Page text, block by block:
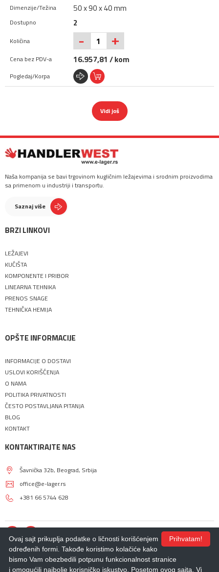
50 x 90 x 40 mm
2
- +
16.957,81 / kom
Vidi još
Naša kompanija se bavi trgovinom kugličnim ležajevima i srodnim proizvodima
sa primenom u industriji i transportu.
Saznaj više
BRZI LINKOVI
LEŽAJEVI
KUĆIŠTA
KOMPONENTE I PRIBOR
LINEARNA TEHNIKA
PRENOS SNAGE
TEHNIČKA HEMIJA
OPŠTE INFORMACIJE
INFORMACIJE O DOSTAVI
USLOVI KORIŠĆENJA
O NAMA
POLITIKA PRIVATNOSTI
ČESTO POSTAVLJANA PITANJA
BLOG
KONTAKT
KONTAKTIRAJTE NAS
Šavnička 32b, Beograd, Srbija
office@e-lager.rs
+381 66 5744 628
© 2018 - 2026 |E-LAGER. Sva prava zadržana.
Prihvatam!
Ovaj sajt prikuplja podatke o ličnosti korišćenjem
određenih formi. Takođe koristimo kolačiće kako
bismo Vam obezbedili potpunu funkcionalnost stranice
i omogućili najbolje korisničko iskustvo. Posetom ovog sajta, Vi